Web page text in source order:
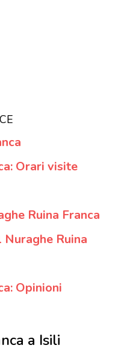
Orari visite
Ruina Franca
Ruina
Opinioni
a Isili